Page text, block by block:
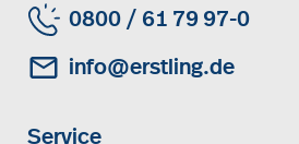
0800 / 61 79 97-0
info@erstling.de
Service